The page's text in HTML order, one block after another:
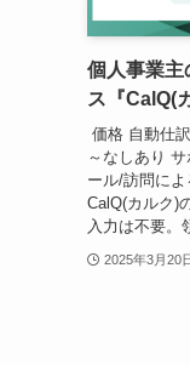
個人事業主
ス『CalQ(
価格 自動仕
～なしあり
ール/訪問に
CalQ(カルク)
入力は不要。
2025年3月20